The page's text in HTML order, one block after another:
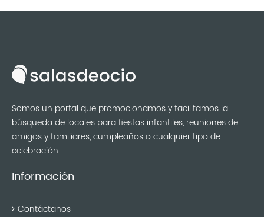
Somos un portal que promocionamos y facilitamos la
búsqueda de locales para fiestas infantiles, reuniones de
amigos y familiares, cumpleaños o cualquier tipo de
celebración.
Información
Contáctanos